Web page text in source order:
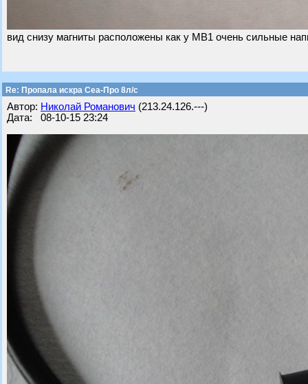
вид снизу магниты расположены как у МВ1 очень сильные
Re: Пропала искра Сеа-Про 8л/с
Автор: Николай Романович (213.24.126.---)
Дата: 08-10-15 23:24